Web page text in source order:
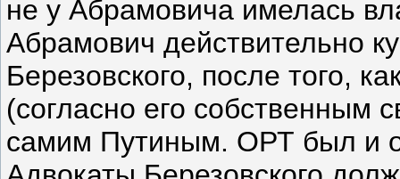
не у Абрамовича имелась
Абрамович действительно
Березовского, после того,
(согласно его собственным
самим Путиным. ОРТ был и